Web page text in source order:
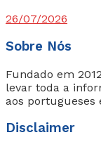
26/07/2026
Sobre Nós
Fundado em
levar toda a
aos portugueses
Disclaimer